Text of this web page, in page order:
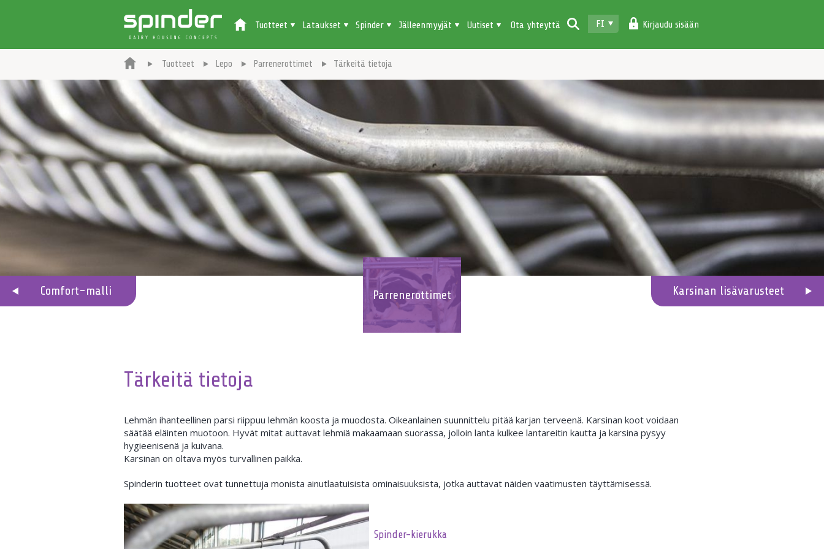
FI Kirjaudu sisään
Tuotteet Lataukset Spinder Jälleenmyyjät Uutiset Ota yhteyttä
Tuotteet Lepo Parrenerottimet Tärkeitä tietoja
Parrenerottimet
Tärkeitä tietoja
Lehmän ihanteellinen parsi riippuu lehmän koosta ja muodosta. Oikeanlainen suunnittelu pitää karjan terveenä. Karsinan koot voidaan
säätää eläinten muotoon. Hyvät mitat auttavat lehmiä makaamaan suorassa, jolloin lanta kulkee lantareitin kautta ja karsina pysyy
hygieenisenä ja kuivana.
Karsinan on oltava myös turvallinen paikka.
Spinderin tuotteet ovat tunnettuja monista ainutlaatuisista ominaisuuksista, jotka auttavat näiden vaatimusten täyttämisessä.
Spinder-kierukka
Comfort-malli Karsinan lisävarusteet